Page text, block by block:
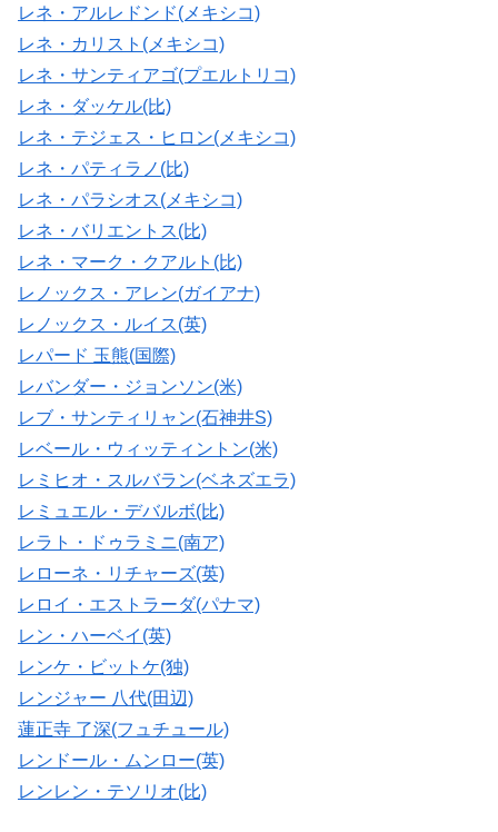
レネ・アルレドンド(メキシコ)
レネ・カリスト(メキシコ)
レネ・サンティアゴ(プエルトリコ)
レネ・ダッケル(比)
レネ・テジェス・ヒロン(メキシコ)
レネ・パティラノ(比)
レネ・パラシオス(メキシコ)
レネ・バリエントス(比)
レネ・マーク・クアルト(比)
レノックス・アレン(ガイアナ)
レノックス・ルイス(英)
レパード 玉熊(国際)
レバンダー・ジョンソン(米)
レブ・サンティリャン(石神井S)
レベール・ウィッティントン(米)
レミヒオ・スルバラン(ベネズエラ)
レミュエル・デバルボ(比)
レラト・ドゥラミニ(南ア)
レローネ・リチャーズ(英)
レロイ・エストラーダ(パナマ)
レン・ハーベイ(英)
レンケ・ビットケ(独)
レンジャー 八代(田辺)
蓮正寺 了深(フュチュール)
レンドール・ムンロー(英)
レンレン・テソリオ(比)